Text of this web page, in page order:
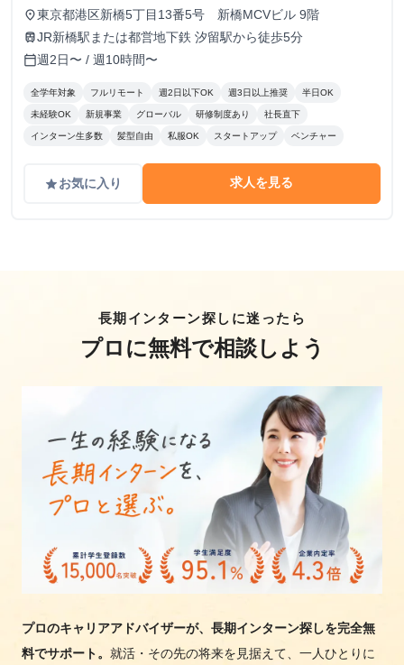
place東京都港区新橋5丁目13番5号 新橋MCVビル 9階
trainJR新橋駅または都営地下鉄 汐留駅から徒歩5分
calendar_today週2日〜 / 週10時間〜
全学年対象 フルリモート 週2日以下OK 週3日以上推奨 半日OK
未経験OK 新規事業 グローバル 研修制度あり 社長直下
インターン生多数 髪型自由 私服OK スタートアップ ベンチャー
gradeお気に入り 求人を見る
長期インターン探しに迷ったら
プロに無料で相談しよう
プロのキャリアアドバイザーが、長期インターン探しを完全無
料でサポート。 就活・その先の将来を見据えて、一人ひとりに